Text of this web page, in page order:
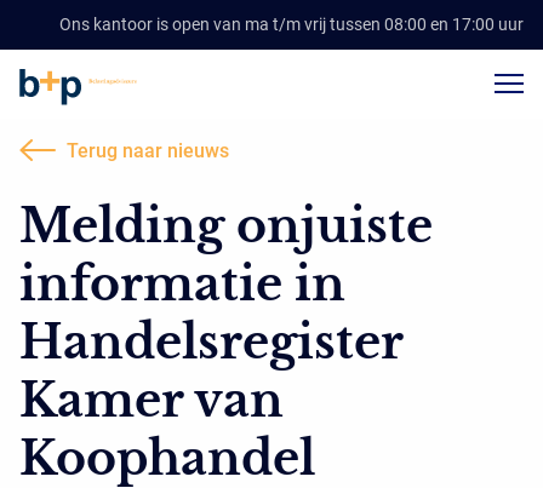
Ons kantoor is open van ma t/m vrij tussen 08:00 en 17:00 uur
Terug naar nieuws
Melding onjuiste
informatie in
Handelsregister
Kamer van
Koophandel